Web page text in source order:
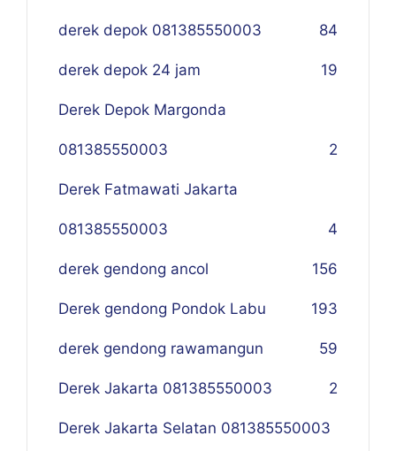
derek depok 081385550003 84
derek depok 24 jam 19
Derek Depok Margonda
081385550003 2
Derek Fatmawati Jakarta
081385550003 4
derek gendong ancol 156
Derek gendong Pondok Labu 193
derek gendong rawamangun 59
Derek Jakarta 081385550003 2
Derek Jakarta Selatan 081385550003